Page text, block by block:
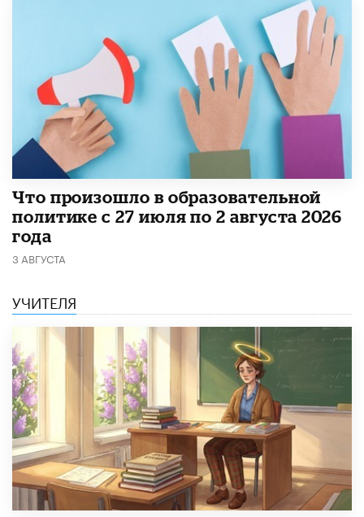
​Что произошло в образовательной
политике с 27 июля по 2 августа 2026
года
3 АВГУСТА
УЧИТЕЛЯ